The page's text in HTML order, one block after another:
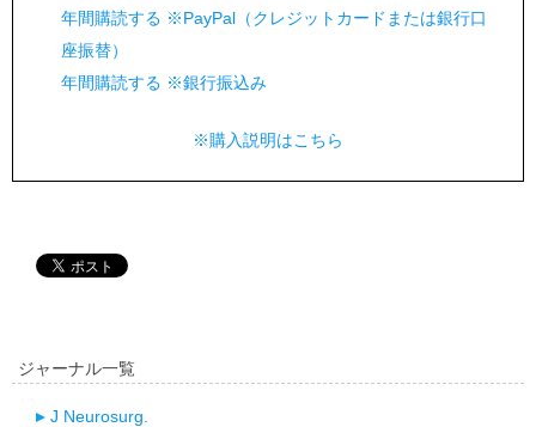
年間購読する ※PayPal（クレジットカードまたは銀行口
座振替）
年間購読する ※銀行振込み
※購入説明はこちら
ジャーナル一覧
J Neurosurg.